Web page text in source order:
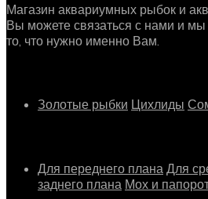
Магазин аквариумных рыбок и
Вы можете связаться с нами и
то, что нужно именно Вам.
Золотые рыбки Цихлиды
Для переднего плана Для
заднего плана Мох и